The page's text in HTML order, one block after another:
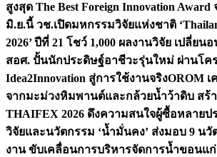
สูงสุด The Best Foreign Innovation
มิ.ย.นี้ วช.เปิดมหกรรมวิจัยแห่งชาติ
2026’ ปีที่ 21 โชว์ 1,000 ผลงานวิจัย เปลี่ยน
สอศ. ปั้นนักประดิษฐ์อาชีวะรุ่นใหม่ ผ่านโค
Idea2Innovation สู่การใช้งานจริงOROM
จากมะม่วงหิมพานต์และกล้วยน้ำว้าดิบ สร้
THAIFEX 2026 ดึงความสนใจผู้ซื้อหลายป
วิจัยและนวัตกรรม ‘น้ำมั่นคง’ ส่งมอบ 9 นวั
งาน ขับเคลื่อนการบริหารจัดการน้ำขอนแ